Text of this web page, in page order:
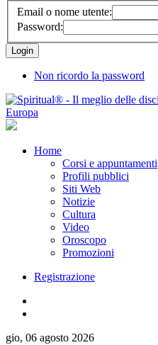
Email o nome utente:
Password:
Non ricordo la password
Home
Corsi e appuntamenti
Profili pubblici
Siti Web
Notizie
Cultura
Video
Oroscopo
Promozioni
Registrazione
gio, 06 agosto 2026